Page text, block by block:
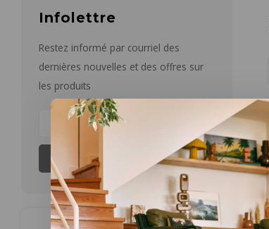
Infolettre
Restez informé par courriel des
dernières nouvelles et des offres sur
les produits
S'abonner